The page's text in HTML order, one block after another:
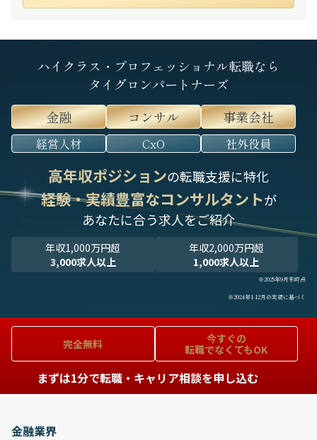
ハイクラス・プロフェッショナル転職なら
タイグロンパートナーズ
金融
コンサル 事業会社
経営人材 CxO 社外役員
高年収ポジションの転職支援に特化
経験・実績豊富なコンサルタントが
あなたに合う求人をご紹介
年収1,000万円超
3,000求人以上
年収2,000万円超
1,000求人以上
※2025年9月末時点
※2024年1-12月の実績に基づく
完全無料
今すぐの
転職でなくてもOK
まずは1分で転職・キャリア相談を申し込む
金融業界